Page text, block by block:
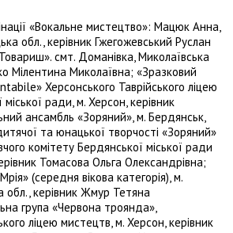
«Вокальне мистецтво»: Мацюк Анна,
обл., керівник Гжегожевський Руслан
смт. Доманівка, Миколаївська
Мілентина Миколаївна; «Зразковий
Херсонського Таврійського ліцею
ради, м. Херсон, керівник
ансамбль «Зоряний», м. Бердянськ,
та юнацької творчості «Зоряний»
комітету Бердянської міської ради
Томасова Ольга Олександрівна;
(середня вікова категорія), м.
обл., керівник Жмур Тетяна
група «Червона троянда»,
ліцею мистецтв, м. Херсон, керівник